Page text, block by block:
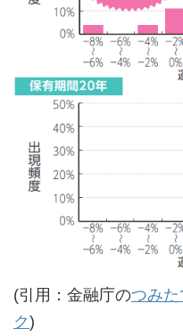
(引用：金融庁のつみた
ク)